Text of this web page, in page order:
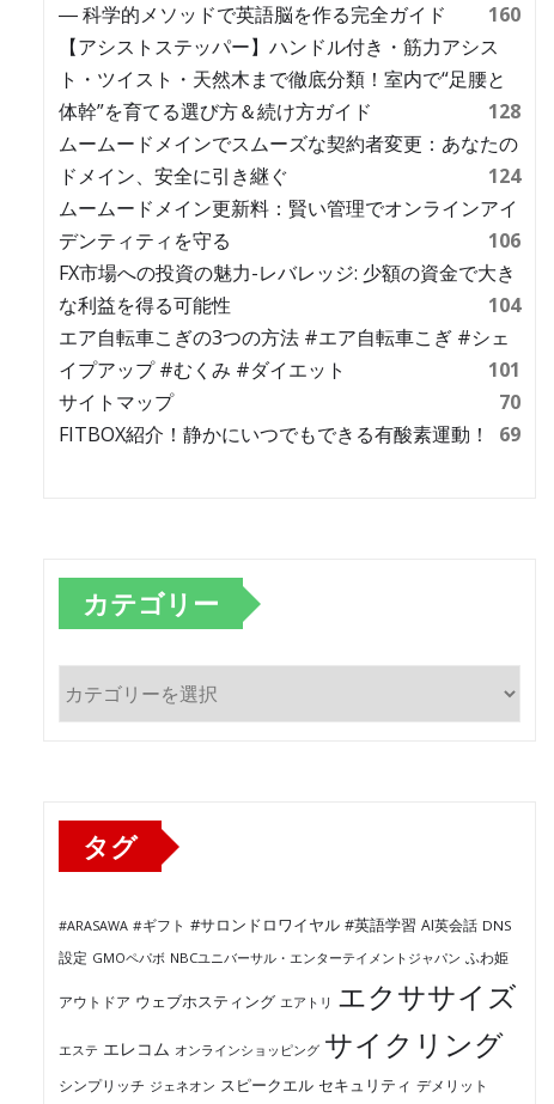
― 科学的メソッドで英語脳を作る完全ガイド
160
【アシストステッパー】ハンドル付き・筋力アシス
ト・ツイスト・天然木まで徹底分類！室内で“足腰と
体幹”を育てる選び方＆続け方ガイド
128
ムームードメインでスムーズな契約者変更：あなたの
ドメイン、安全に引き継ぐ
124
ムームードメイン更新料：賢い管理でオンラインアイ
デンティティを守る
106
FX市場への投資の魅力-レバレッジ: 少額の資金で大き
な利益を得る可能性
104
エア自転車こぎの3つの方法 #エア自転車こぎ #シェ
イプアップ #むくみ #ダイエット
101
サイトマップ
70
FITBOX紹介！静かにいつでもできる有酸素運動！
69
カテゴリー
テ
タグ
#ARASAWA #ギフト #サロンドロワイヤル #英語学習 AI英会話 DNS
設定 GMOペパボ NBCユニバーサル・エンターテイメントジャパン ふわ姫
アウトドア ウェブホスティング エアトリ エクササイズ
エステ エレコム オンラインショッピング サイクリング
シンプリッチ ジェネオン スピークエル セキュリティ デメリット